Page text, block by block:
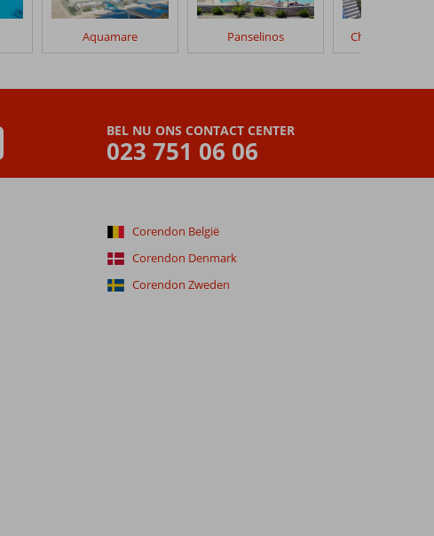
Aquamare Panselinos Christina's
BEL NU ONS CONTACT CENTER
023 751 06 06
Corendon België
Corendon Denmark
Corendon Zweden